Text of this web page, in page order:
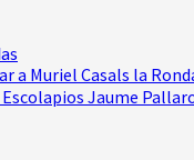
a Muriel Casals la
Jaume